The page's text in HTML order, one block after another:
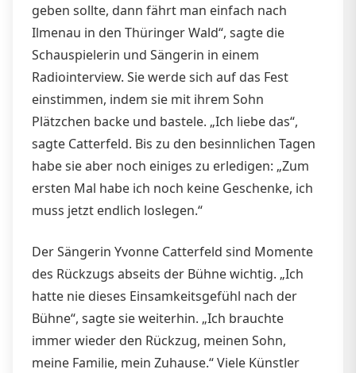
geben sollte, dann fährt man einfach nach
Ilmenau in den Thüringer Wald“, sagte die
Schauspielerin und Sängerin in einem
Radiointerview. Sie werde sich auf das Fest
einstimmen, indem sie mit ihrem Sohn
Plätzchen backe und bastele. „Ich liebe das“,
sagte Catterfeld. Bis zu den besinnlichen Tagen
habe sie aber noch einiges zu erledigen: „Zum
ersten Mal habe ich noch keine Geschenke, ich
muss jetzt endlich loslegen.“
Der Sängerin Yvonne Catterfeld sind Momente
des Rückzugs abseits der Bühne wichtig. „Ich
hatte nie dieses Einsamkeitsgefühl nach der
Bühne“, sagte sie weiterhin. „Ich brauchte
immer wieder den Rückzug, meinen Sohn,
meine Familie, mein Zuhause.“ Viele Künstler